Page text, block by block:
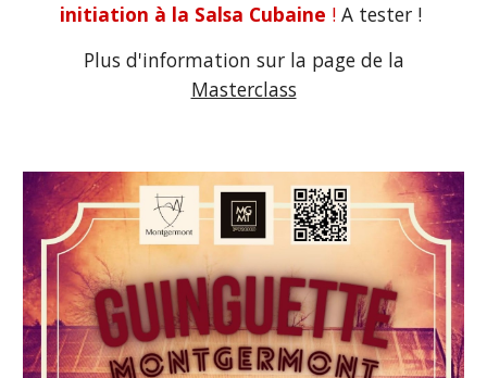
initiation à la Salsa Cubaine ! A tester !
Plus d'information sur la page de la
Masterclass